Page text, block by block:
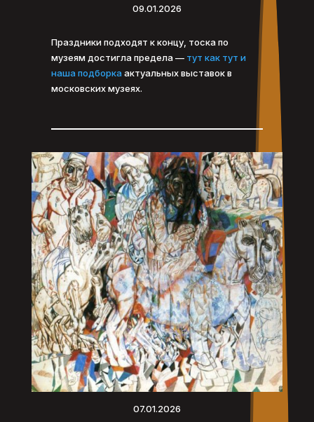
09.01.2026
Праздники подходят к концу, тоска по
музеям достигла предела — тут как тут и
наша подборкаактуальных выставок в
московских музеях.
07.01.2026